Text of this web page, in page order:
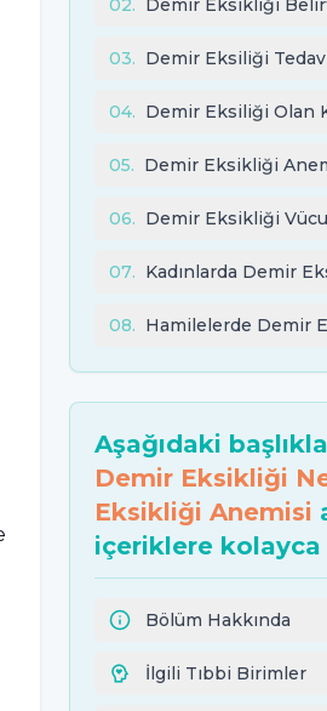
02. Demir Eksikliği
03. Demir Eksiliği
04. Demir Eksiliği Olan
05. Demir Eksikliği
06. Demir Eksikliği
07. Kadınlarda Demir
08. Hamilelerde Demir
Aşağıdaki
Demir Eksikliği
Eksikliği Anemisi
içeriklere
Bölüm Hakkında
İlgili Tıbbi Birimler